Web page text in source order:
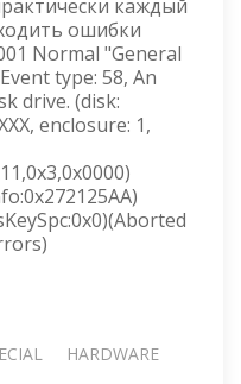
2040
каждый
ошибки
Normal "General
type: 58, An
drive. (disk:
enclosure: 1,
HARDWARE